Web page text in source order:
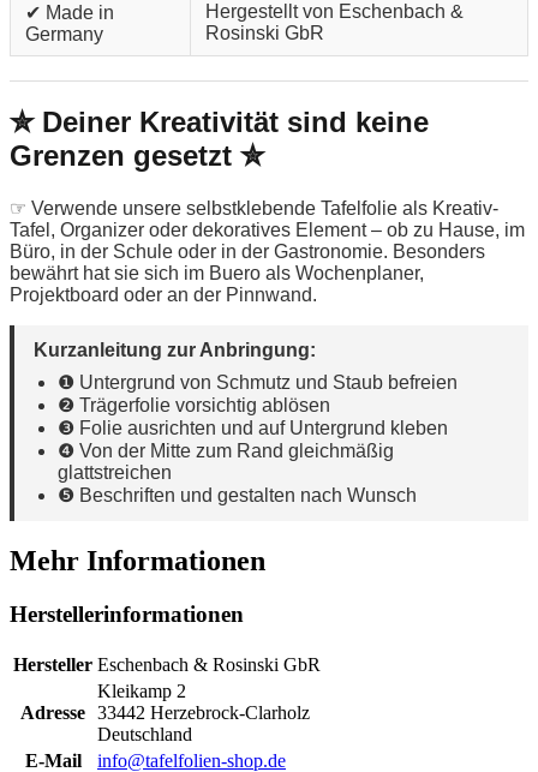
✔ Made in
Germany
Hergestellt von Eschenbach &
Rosinski GbR
✮ Deiner Kreativität sind keine
Grenzen gesetzt ✮
☞ Verwende unsere selbstklebende Tafelfolie als Kreativ-
Tafel, Organizer oder dekoratives Element – ob zu Hause, im
Büro, in der Schule oder in der Gastronomie. Besonders
bewährt hat sie sich im Buero als Wochenplaner,
Projektboard oder an der Pinnwand.
Kurzanleitung zur Anbringung:
❶ Untergrund von Schmutz und Staub befreien
❷ Trägerfolie vorsichtig ablösen
❸ Folie ausrichten und auf Untergrund kleben
❹ Von der Mitte zum Rand gleichmäßig
glattstreichen
❺ Beschriften und gestalten nach Wunsch
Mehr Informationen
Herstellerinformationen
Hersteller Eschenbach & Rosinski GbR
Adresse
Kleikamp 2
33442 Herzebrock-Clarholz
Deutschland
E-Mail
info@tafelfolien-shop.de